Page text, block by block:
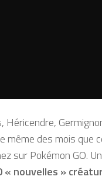
Héricendre,
même des mois que
sur Pokémon GO.
« nouvelles »